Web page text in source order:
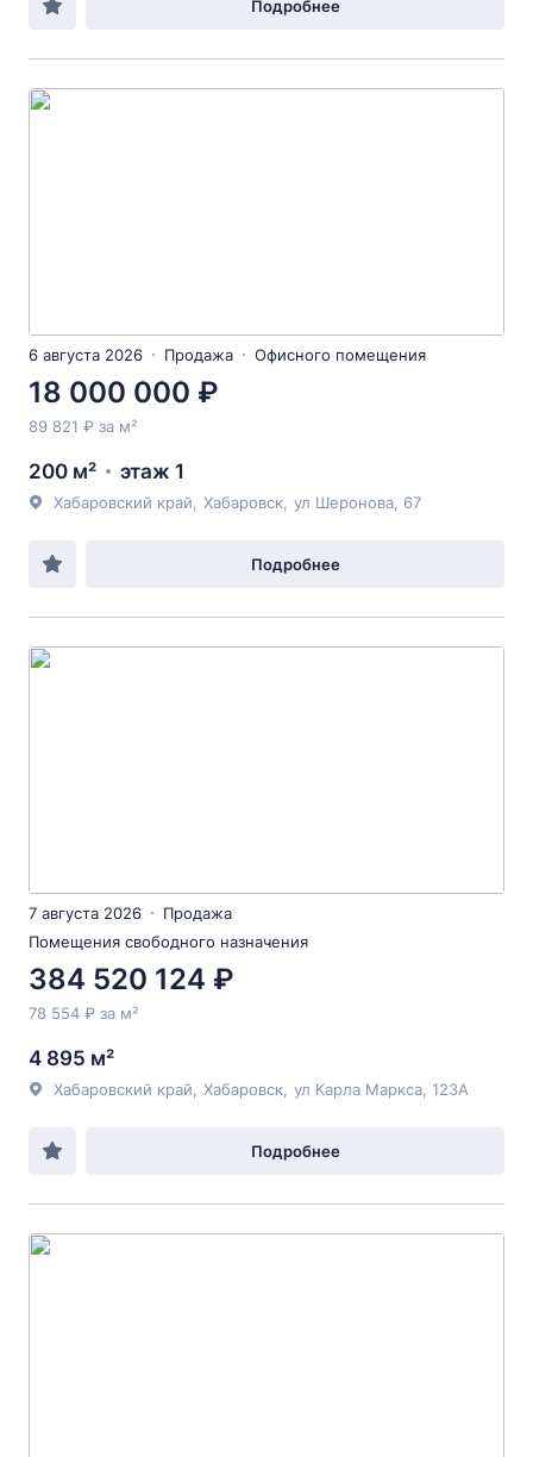
Подробнее
6 августа 2026 Продажа Офисного помещения
18 000 000 ₽
89 821 ₽ за м²
200 м² этаж 1
Хабаровский край Хабаровск ул Шеронова , 67
Подробнее
7 августа 2026
Продажа
Помещения свободного назначения
384 520 124 ₽
78 554 ₽ за м²
4 895 м²
Хабаровский край Хабаровск ул Карла Маркса , 123А
Подробнее